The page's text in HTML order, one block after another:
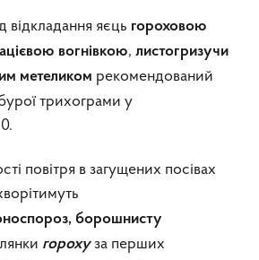
відкладання яєць гороховою
вогнівкою, листогризучи
метеликом рекомендований
трихограми у
повітря в загущених посівах
борошнисту
горохуза перших